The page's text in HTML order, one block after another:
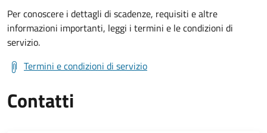
Per conoscere i dettagli di scadenze, requisiti e altre
informazioni importanti, leggi i termini e le condizioni di
servizio.
Termini e condizioni di servizio
Contatti